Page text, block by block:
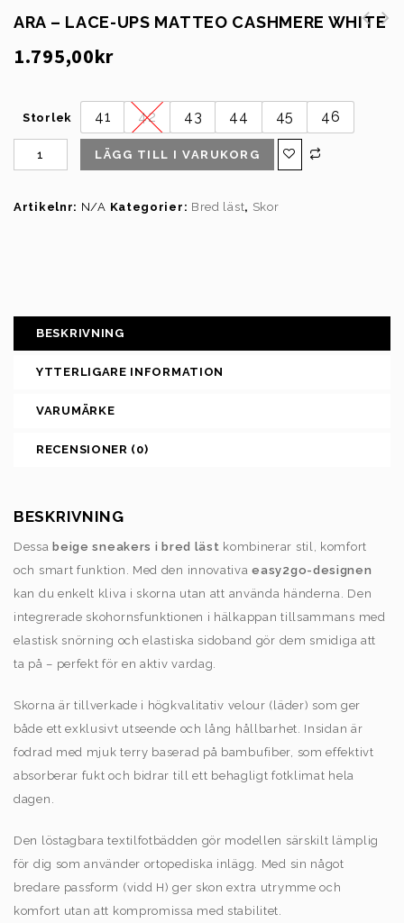
ARA – LACE-UPS MATTEO CASHMERE WHITE
1.795,00kr
Storlek 41 42 43 44 45 46
LÄGG TILL I VARUKORG
Artikelnr: N/A Kategorier: Bred läst, Skor
BESKRIVNING
YTTERLIGARE INFORMATION
VARUMÄRKE
RECENSIONER (0)
BESKRIVNING
Dessabeige sneakers i bred läst kombinerar stil, komfort
och smart funktion. Med den innovativaeasy2go-designen
kan du enkelt kliva i skorna utan att använda händerna. Den
integrerade skohornsfunktionen i hälkappan tillsammans med
elastisk snörning och elastiska sidoband gör dem smidiga att
ta på – perfekt för en aktiv vardag.
Skorna är tillverkade i högkvalitativ velour (läder) som ger
både ett exklusivt utseende och lång hållbarhet. Insidan är
fodrad med mjuk terry baserad på bambufiber, som effektivt
absorberar fukt och bidrar till ett behagligt fotklimat hela
dagen.
Den löstagbara textilfotbädden gör modellen särskilt lämplig
för dig som använder ortopediska inlägg. Med sin något
bredare passform (vidd H) ger skon extra utrymme och
komfort utan att kompromissa med stabilitet.